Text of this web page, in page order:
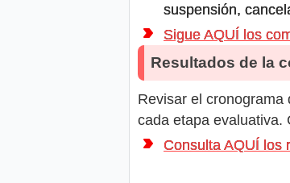
suspensión,
Sigue AQUÍ los
Resultados de la
Revisar el
cada etapa evaluativa.
Consulta AQUÍ los